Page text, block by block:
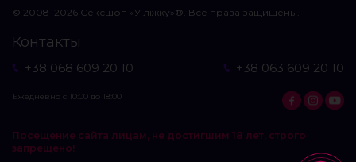
© 2008–2026 Сексшоп «У ліжку»®. Все права защищены.
Контакты
+38 068 609 20 10 +38 063 609 20 10
Ежедневно с 10:00 до 18:00
Посещение сайта лицам, не достигшим 18 лет, строго
запрещено!